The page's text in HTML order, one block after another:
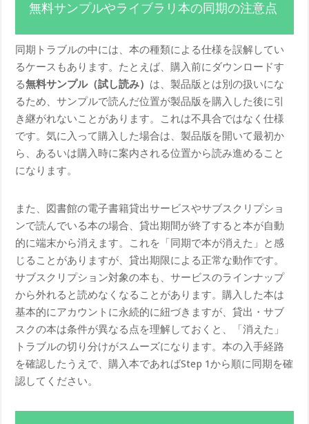
無料サンプルやライブラリ本の同期の注意点
同期トラブルの中には、本の種類による仕様を誤解してい
るケースもあります。たとえば、購入前にダウンロードす
る無料サンプル（試し読み） は、製品版とは別の扱いにな
るため、サンプルで読んだ位置が製品版を購入した後に引
き継がれないことがあります。これは不具合ではなく仕様
です。気に入って購入した場合は、製品版を開いて最初か
ら、あるいは購入時に案内される位置から読み進めること
になります。
また、図書館の電子書籍貸出サービスやサブスクリプショ
ンで読んでいる本の場合、貸出期間が終了すると本が自動
的に端末から消えます。これを「同期で本が消えた」と感
じることがありますが、貸出期限による正常な動作です。
サブスクリプション対象の本も、サービスのラインナップ
から外れると読めなくなることがあります。購入した本は
基本的にアカウントに永続的に紐づきますが、貸出・サブ
スクの本は条件が異なる点を理解しておくと、「消えた」
トラブルの切り分けがスムーズになります。本の入手経路
を確認したうえで、購入本であればStep 1から順に同期を確
認してください。